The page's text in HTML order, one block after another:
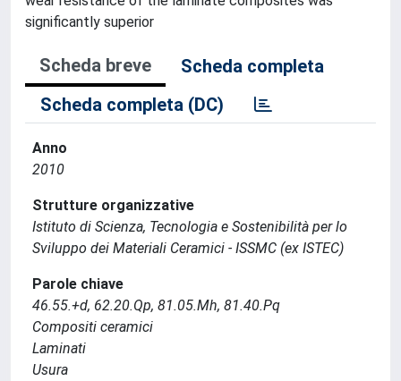
significantly superior
Scheda breve
Scheda completa
Scheda completa (DC)
Anno
2010
Strutture organizzative
Istituto di Scienza, Tecnologia e Sostenibilità per lo
Sviluppo dei Materiali Ceramici - ISSMC (ex ISTEC)
Parole chiave
46.55.+d, 62.20.Qp, 81.05.Mh, 81.40.Pq
Compositi ceramici
Laminati
Usura